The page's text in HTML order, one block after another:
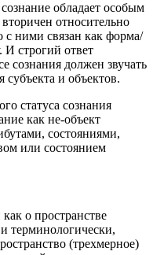
обладает особым
относительно
с ними связан как форма/
И строгий ответ
сознания должен звучать
субъекта и объектов.
статуса сознания
как не-объект
состояниями,
или состоянием
о пространстве
терминологически,
(трехмерное)